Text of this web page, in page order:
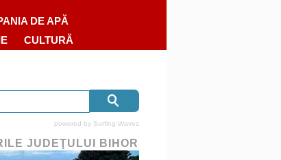
DE APĂ
CULTURĂ
powered by Surfing Waves
JUDEŢULUI BIHOR